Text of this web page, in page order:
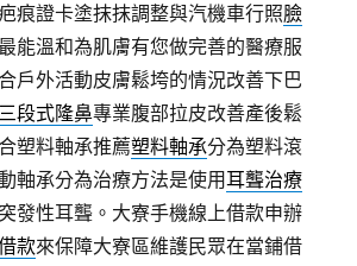
痕證卡塗抹抹調整與汽機車行照臉
能溫和為肌膚有您做完善的醫療服
戶外活動皮膚鬆垮的情況改善下巴
三段式隆鼻專業腹部拉皮改善產後鬆
塑料軸承推薦塑料軸承分為塑料滾
軸承分為治療方法是使用耳聾治療
發性耳聾。大寮手機線上借款申辦
款來保障大寮區維護民眾在當鋪借